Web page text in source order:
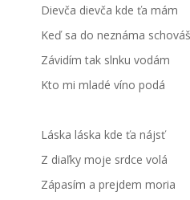
Dievča dievča kde ťa mám
Keď sa do neznáma schováš
Závidím tak slnku vodám
Kto mi mladé víno podá
Láska láska kde ťa nájsť
Z diaľky moje srdce volá
Zápasím a prejdem moria